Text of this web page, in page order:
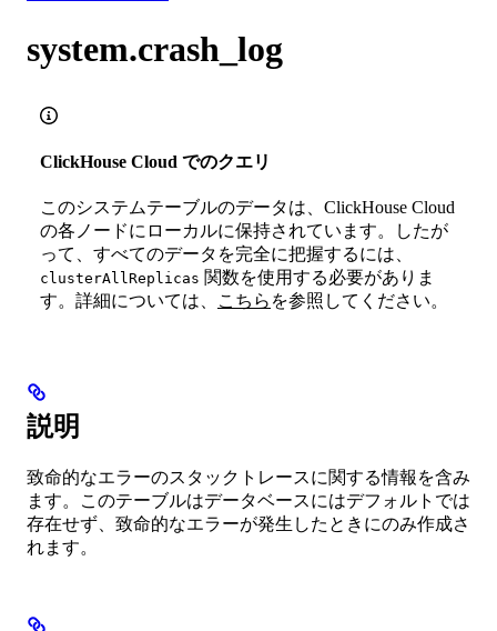
system.crash_log
ClickHouse Cloud でのクエリ
このシステムテーブルのデータは、ClickHouse Cloud
の各ノードにローカルに保持されています。したが
って、すべてのデータを完全に把握するには、
clusterAllReplicas 関数を使用する必要がありま
す。詳細については、
こちら を参照してください。
説明
致命的なエラーのスタックトレースに関する情報を含み
ます。このテーブルはデータベースにはデフォルトでは
存在せず、致命的なエラーが発生したときにのみ作成さ
れます。